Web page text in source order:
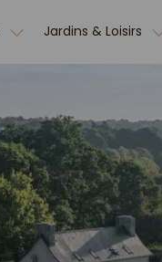
Jardins & Loisirs